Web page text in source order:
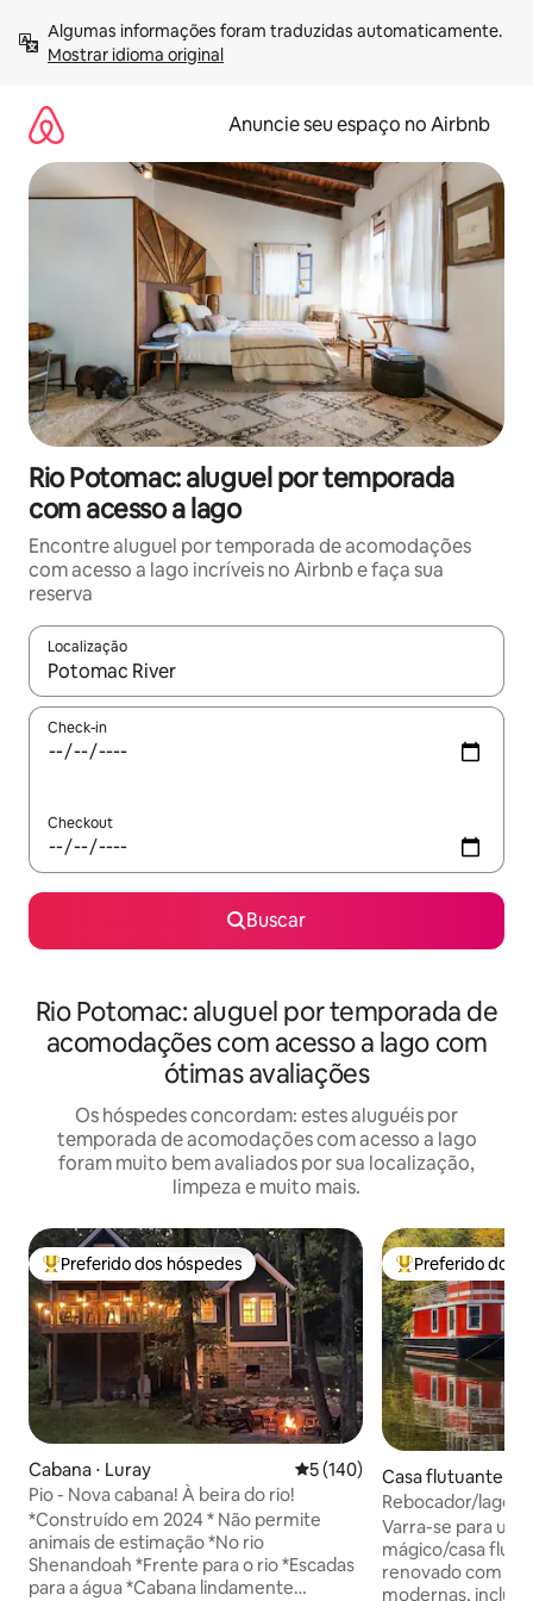
para
Mostrar idioma original
Anuncie seu espaço no Airbnb
Rio Potomac: aluguel por temporada
com acesso a lago
Encontre aluguel por temporada de acomodações
com acesso a lago incríveis no Airbnb e faça sua
reserva
Localização
Quando os resultados estiverem disponíveis, explore-os
Check-in
Checkout
Buscar
Rio Potomac: aluguel por temporada de
acomodações com acesso a lago com
ótimas avaliações
Os hóspedes concordam: estes aluguéis por
temporada de acomodações com acesso a lago
foram muito bem avaliados por sua localização,
limpeza e muito mais.
Entre os melhores preferidos dos hóspedes
Preferido dos hóspedes
Cabana ⋅ Luray 5 de uma avaliação média de
5 (140)
Pio - Nova cabana! À beira do rio!
*Construído em 2024 * Não permite
animais de estimação *No rio
Shenandoah *Frente para o rio *Escadas
para a água *Cabana lindamente
Entre os
Preferido dos
Casa flutuante ⋅
Rebocador/lago
fazenda —
Varra-se para um
mágico/casa
renovado com
modernas,